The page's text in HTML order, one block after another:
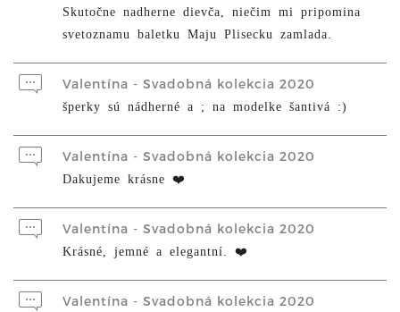
Skutočne nadherne dievča, niečim mi pripomina
svetoznamu baletku Maju Plisecku zamlada.
Valentína - Svadobná kolekcia 2020
šperky sú nádherné a ; na modelke šantivá :)
Valentína - Svadobná kolekcia 2020
Dakujeme krásne ❤️
Valentína - Svadobná kolekcia 2020
Krásné, jemné a elegantní. ❤️
Valentína - Svadobná kolekcia 2020